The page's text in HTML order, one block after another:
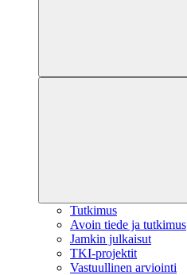
Tutkimus
Avoin tiede ja tutkimus
Jamkin julkaisut
TKI-projektit
Vastuullinen arviointi